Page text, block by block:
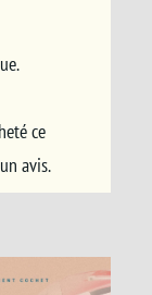
ce
avis.